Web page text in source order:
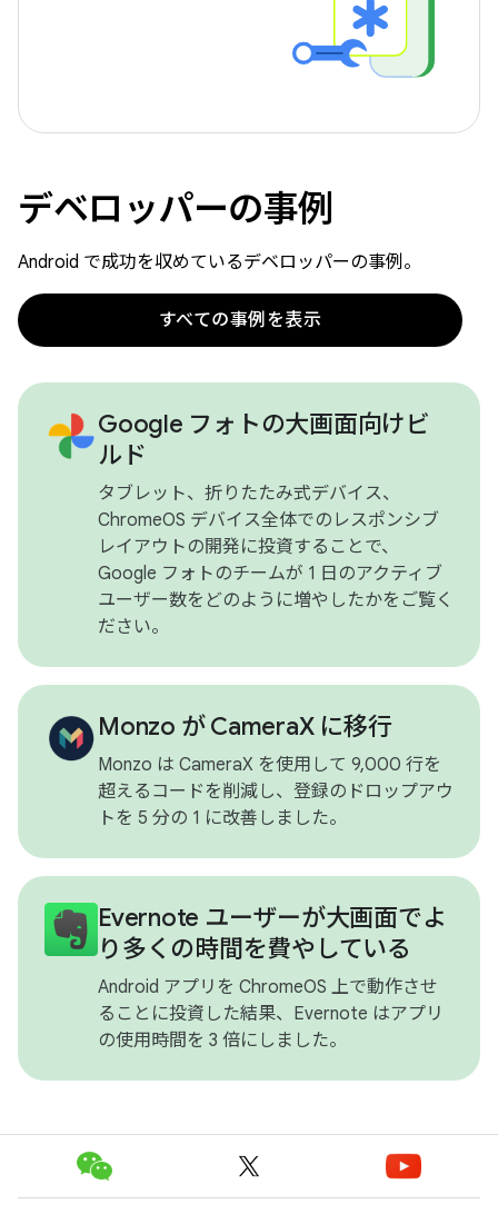
デベロッパーの事例
Android で成功を収めているデベロッパーの事例。
すべての事例を表示
Google フォトの大画面向けビ
ルド
タブレット、折りたたみ式デバイス、
ChromeOS デバイス全体でのレスポンシブ
レイアウトの開発に投資することで、
Google フォトのチームが 1 日のアクティブ
ユーザー数をどのように増やしたかをご覧く
ださい。
Monzo が CameraX に移行
Monzo は CameraX を使用して 9,000 行を
超えるコードを削減し、登録のドロップアウ
トを 5 分の 1 に改善しました。
Evernote ユーザーが大画面でよ
り多くの時間を費やしている
Android アプリを ChromeOS 上で動作させ
ることに投資した結果、Evernote はアプリ
の使用時間を 3 倍にしました。